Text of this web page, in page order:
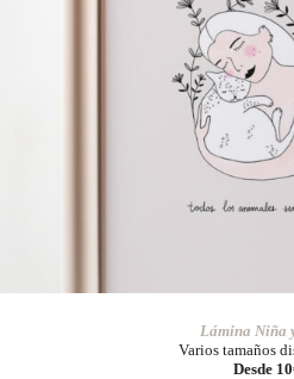
Lámina Niña
Varios tamaños
Desde